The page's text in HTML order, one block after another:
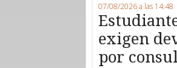
07/08/2026 a las 14:48
exigen
por